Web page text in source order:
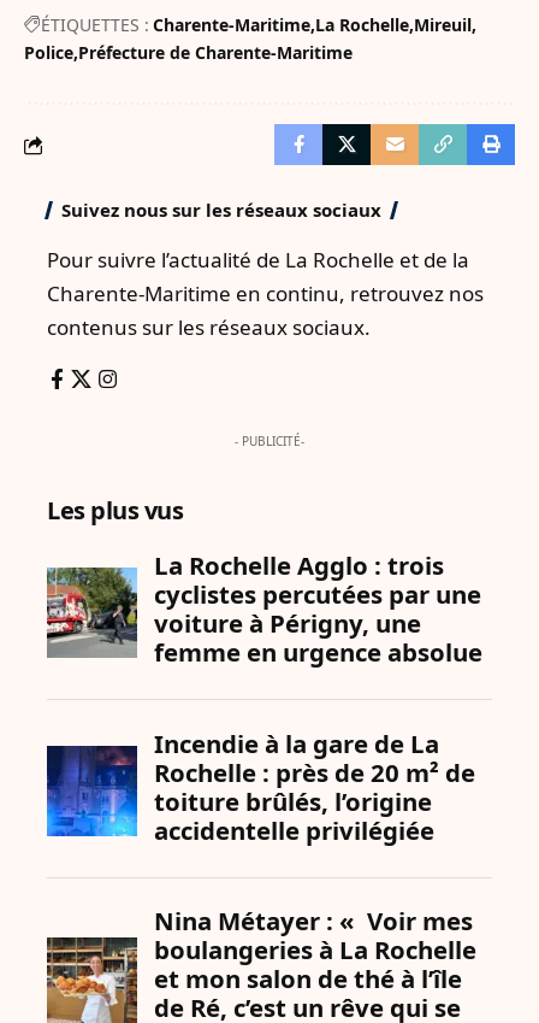
ÉTIQUETTES : Charente-Maritime La Rochelle Mireuil
Police Préfecture de Charente-Maritime
Suivez nous sur les réseaux sociaux
Pour suivre l’actualité de La Rochelle et de la
Charente-Maritime en continu, retrouvez nos
contenus sur les réseaux sociaux.
- PUBLICITÉ-
Les plus vus